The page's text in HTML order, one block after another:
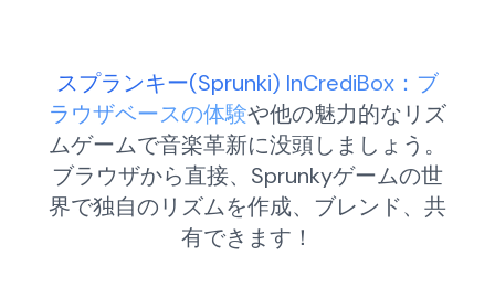
スプランキー(Sprunki) InCrediBox：ブ
ラウザベースの体験や他の魅力的なリズ
ムゲームで音楽革新に没頭しましょう。
ブラウザから直接、Sprunkyゲームの世
界で独自のリズムを作成、ブレンド、共
有できます！